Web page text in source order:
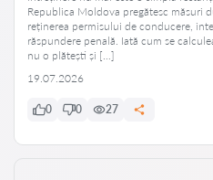
Republica Moldova pregătesc măsuri
reținerea permisului de conducere,
răspundere penală. Iată cum se
nu o plătești și […]
19.07.2026
0 0 27